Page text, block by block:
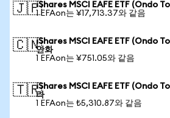
🇯🇵iShares MSCI EAFE ETF (Ondo
1 EFAon는 ¥17,713.37와 같음
🇨🇳iShares MSCI EAFE ETF (Ondo
안화
1 EFAon는 ¥751.05와 같음
🇹🇷iShares MSCI EAFE ETF (Ondo
라
1 EFAon는 ₺5,310.87와 같음